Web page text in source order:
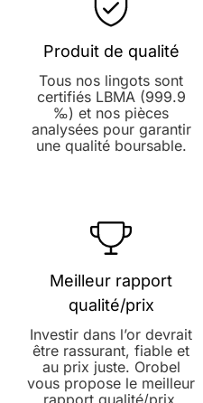
Produit de qualité
Tous nos lingots sont
certifiés LBMA (999.9
‰) et nos pièces
analysées pour garantir
une qualité boursable.
Meilleur rapport
qualité/prix
Investir dans l’or devrait
être rassurant, fiable et
au prix juste. Orobel
vous propose le meilleur
rapport qualité/prix.